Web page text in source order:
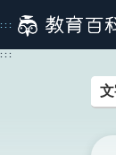
到
主
:::
:::